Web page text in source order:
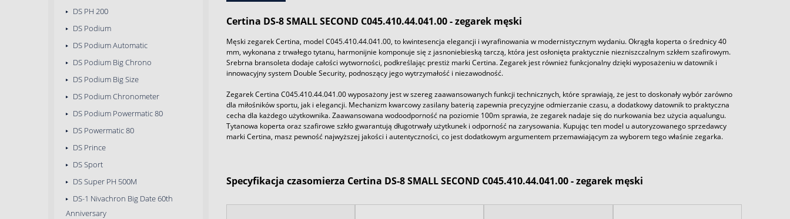
DS PH 200
DS Podium
DS Podium Automatic
DS Podium Big Chrono
DS Podium Big Size
DS Podium Chronometer
DS Podium Powermatic 80
DS Powermatic 80
DS Prince
DS Sport
DS Super PH 500M
DS-1 Nivachron Big Date 60th
Anniversary
Certina DS-8 SMALL SECOND C045.410.44.041.00 - zegarek męski
Męski zegarek Certina, model C045.410.44.041.00, to kwintesencja elegancji i wyrafinowania w modernistycznym wydaniu. Okrągła koperta o średnicy 40
mm, wykonana z trwałego tytanu, harmonijnie komponuje się z jasnoniebieską tarczą, która jest osłonięta praktycznie niezniszczalnym szkłem szafirowym.
Srebrna bransoleta dodaje całości wytworności, podkreślając prestiż marki Certina. Zegarek jest również funkcjonalny dzięki wyposażeniu w datownik i
innowacyjny system Double Security, podnoszący jego wytrzymałość i niezawodność.
Zegarek Certina C045.410.44.041.00 wyposażony jest w szereg zaawansowanych funkcji technicznych, które sprawiają, że jest to doskonały wybór zarówno
dla miłośników sportu, jak i elegancji. Mechanizm kwarcowy zasilany baterią zapewnia precyzyjne odmierzanie czasu, a dodatkowy datownik to praktyczna
cecha dla każdego użytkownika. Zaawansowana wodoodporność na poziomie 100m sprawia, że zegarek nadaje się do nurkowania bez użycia aqualungu.
Tytanowa koperta oraz szafirowe szkło gwarantują długotrwały użytkunek i odporność na zarysowania. Kupując ten model u autoryzowanego sprzedawcy
marki Certina, masz pewność najwyższej jakości i autentyczności, co jest dodatkowym argumentem przemawiającym za wyborem tego właśnie zegarka.
Specyfikacja czasomierza Certina DS-8 SMALL SECOND C045.410.44.041.00 - zegarek męski